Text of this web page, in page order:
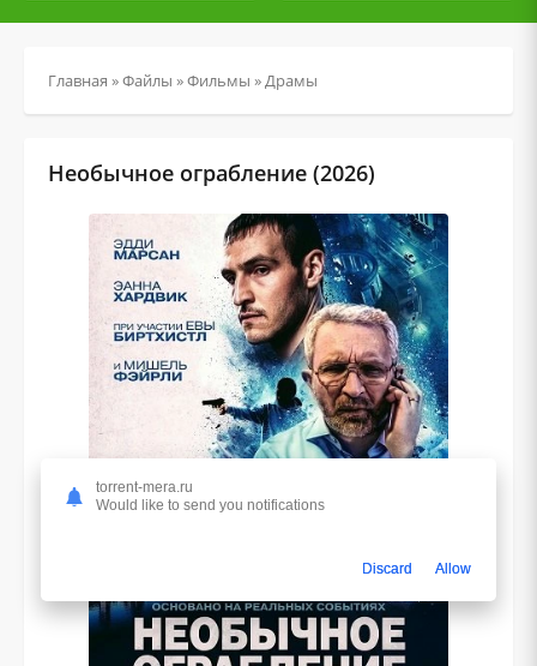
Главная »Файлы »Фильмы »Драмы
Необычное ограбление (2026)
torrent-mera.ru
Would like to send you notifications
Discard Allow